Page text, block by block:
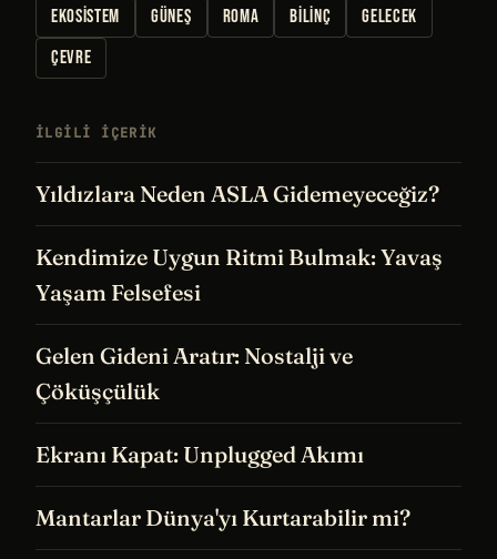
EKOSISTEM GÜNEŞ ROMA BILINÇ
GELECEK
ÇEVRE
İLGILI IÇERIK
Yıldızlara Neden ASLA Gidemeyeceğiz?
Kendimize Uygun Ritmi Bulmak: Yavaş
Yaşam Felsefesi
Gelen Gideni Aratır: Nostalji ve
Çöküşçülük
Ekranı Kapat: Unplugged Akımı
Mantarlar Dünya'yı Kurtarabilir mi?